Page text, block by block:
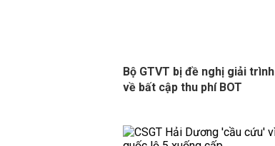
Bộ GTVT bị đề nghị giải trình
về bất cập thu phí BOT